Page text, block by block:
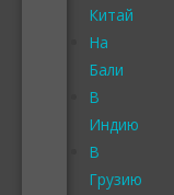
Китай
На
Бали
В
Индию
В
Грузию